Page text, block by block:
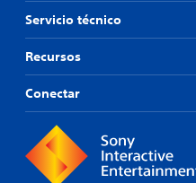
Servicio técnico
Recursos
Conectar